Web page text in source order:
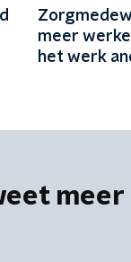
meer
het werk
meer